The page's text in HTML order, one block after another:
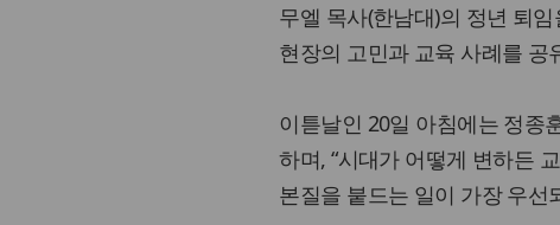
무엘 목사(한남대)의 정년 퇴
현장의 고민과 교육 사례를 공
이튿날인 20일 아침에는 정종
하며, “시대가 어떻게 변하든
본질을 붙드는 일이 가장 우선